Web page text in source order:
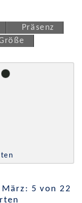
Präsenz
März: 5 von 22